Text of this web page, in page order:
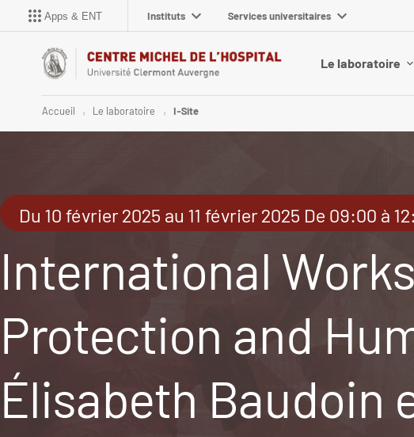
Apps & ENT Instituts Services universitaires
Le laboratoire
Accueil Le laboratoire I-Site
Du 10 février 2025 au 11 février 2025 De 09:00 à
International
Protection and
Élisabeth Baudoin